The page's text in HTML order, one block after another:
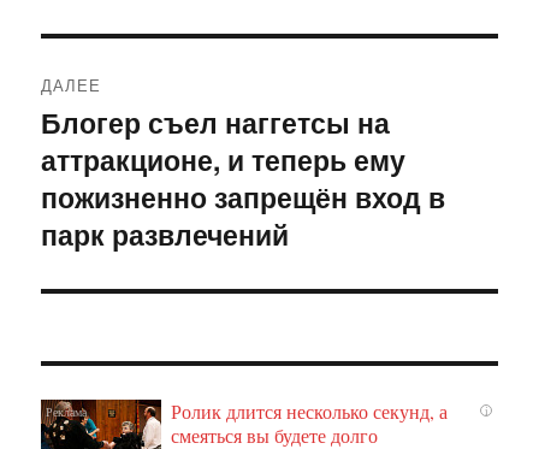
ДАЛЕЕ
Следующая
запись:
Блогер съел наггетсы на
аттракционе, и теперь ему
пожизненно запрещён вход в
парк развлечений
i
Ролик длится несколько секунд, а
смеяться вы будете долго